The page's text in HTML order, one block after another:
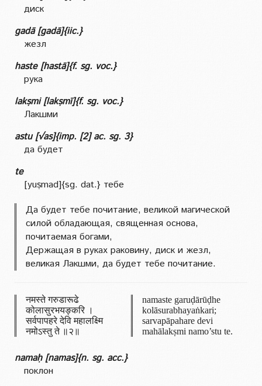
диск
gadā [gadā]{iic.}
жезл
haste [hastā]{f. sg. voc.}
рука
lakṣmi [lakṣmī]{f. sg. voc.}
Лакшми
astu [√as]{imp. [2] ac. sg. 3}
да будет
te
[yuṣmad]{sg. dat.} тебе
Да будет тебе почитание, великой магической
силой обладающая, священная основа,
почитаемая богами,
Держащая в руках раковину, диск и жезл,
великая Лакшми, да будет тебе почитание.
नमस्ते गरुडारूढे
कोलासुरभयङ्करि ।
सर्वपापहरे देवि महालक्ष्मि
नमोऽस्तु ते ॥२॥
namaste garuḍārūḍhe
kolāsurabhayaṅkari;
sarvapāpahare devi
mahālakṣmi namo’stu te.
namaḥ [namas]{n. sg. acc.}
поклон